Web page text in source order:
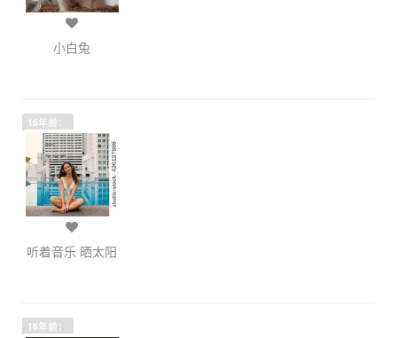
小白兔
16年前：
听着音乐 晒太阳
16年前：